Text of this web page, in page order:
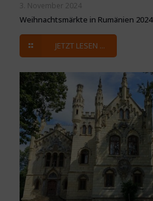
3. November 2024
Weihnachtsmärkte in Rumänien 2024
JETZT LESEN ...